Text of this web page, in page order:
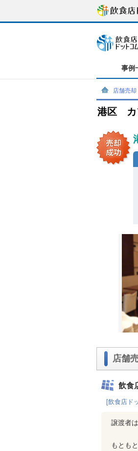
事例
店舗売
港区 カ
店舗
飲食
[飲食店ド
譲渡者
もとも